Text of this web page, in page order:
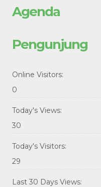
Agenda
Pengunjung
Online Visitors:
0
Today's Views:
30
Today's Visitors:
29
Last 30 Days Views: